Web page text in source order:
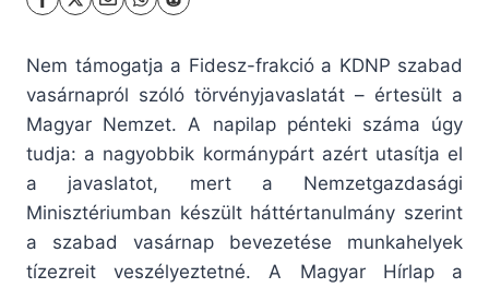
Nem támogatja a Fidesz-frakció a KDNP szabad
vasárnapról szóló törvényjavaslatát – értesült a
Magyar Nemzet. A napilap pénteki száma úgy
tudja: a nagyobbik kormánypárt azért utasítja el
a javaslatot, mert a Nemzetgazdasági
Minisztériumban készült háttértanulmány szerint
a szabad vasárnap bevezetése munkahelyek
tízezreit veszélyeztetné. A Magyar Hírlap a